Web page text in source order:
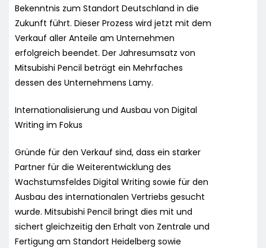
Bekenntnis zum Standort Deutschland in die
Zukunft führt. Dieser Prozess wird jetzt mit dem
Verkauf aller Anteile am Unternehmen
erfolgreich beendet. Der Jahresumsatz von
Mitsubishi Pencil beträgt ein Mehrfaches
dessen des Unternehmens Lamy.
Internationalisierung und Ausbau von Digital
Writing im Fokus
Gründe für den Verkauf sind, dass ein starker
Partner für die Weiterentwicklung des
Wachstumsfeldes Digital Writing sowie für den
Ausbau des internationalen Vertriebs gesucht
wurde. Mitsubishi Pencil bringt dies mit und
sichert gleichzeitig den Erhalt von Zentrale und
Fertigung am Standort Heidelberg sowie